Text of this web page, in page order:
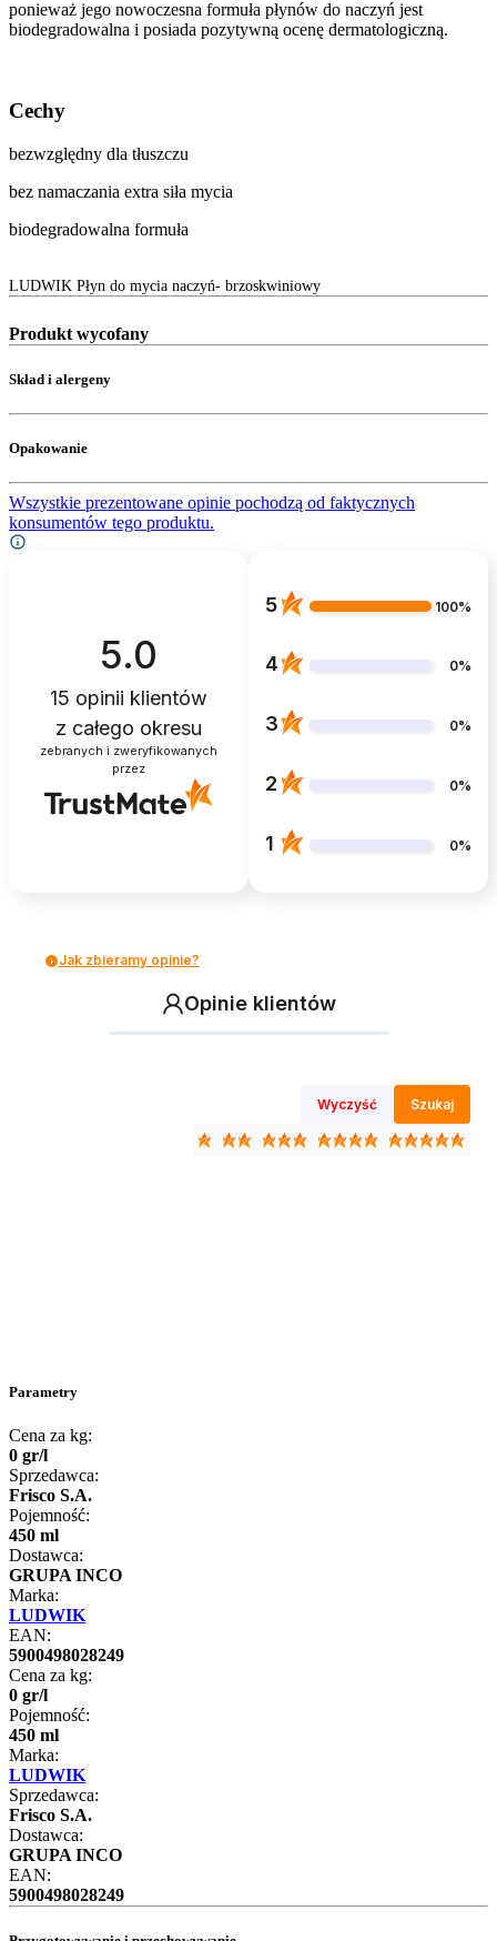
ponieważ jego nowoczesna formuła płynów do naczyń jest
biodegradowalna i posiada pozytywną ocenę dermatologiczną.
Cechy
bezwzględny dla tłuszczu
bez namaczania extra siła mycia
biodegradowalna formuła
LUDWIK Płyn do mycia naczyń- brzoskwiniowy
Produkt wycofany
Skład i alergeny
Opakowanie
Wszystkie prezentowane opinie pochodzą od faktycznych
konsumentów tego produktu.
5.0
15 opinii klientów
z całego okresu
zebranych i zweryfikowanych
przez
5 100%
4 0%
3 0%
2 0%
1 0%
Jak zbieramy opinie?
Opinie klientów
Wyczyść Szukaj
Parametry
Cena za kg:
0 gr/l
Sprzedawca:
Frisco S.A.
Pojemność:
450 ml
Dostawca:
GRUPA INCO
Marka:
LUDWIK
EAN:
5900498028249
Cena za kg:
0 gr/l
Pojemność:
450 ml
Marka:
LUDWIK
Sprzedawca:
Frisco S.A.
Dostawca:
GRUPA INCO
EAN:
5900498028249